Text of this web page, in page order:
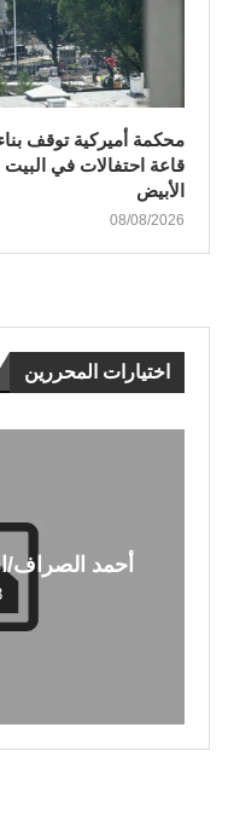
محكمة أميركية توقف
قاعة احتفالات في البيت
الأبيض
08/08/2026
اختيارات المحررين
أحمد الصراف/